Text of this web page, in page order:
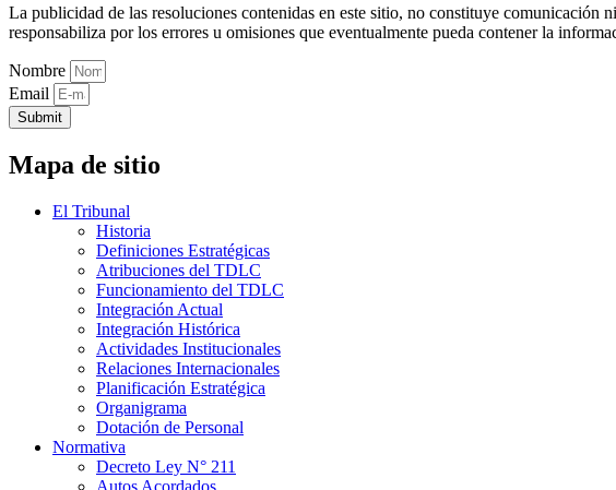
La publicidad de las resoluciones contenidas en este sitio, no constituye
responsabiliza por los errores u omisiones que eventualmente pueda contener la
Nombre
Email
Submit
Mapa de sitio
El Tribunal
Historia
Definiciones Estratégicas
Atribuciones del TDLC
Funcionamiento del TDLC
Integración Actual
Integración Histórica
Actividades Institucionales
Relaciones Internacionales
Planificación Estratégica
Organigrama
Dotación de Personal
Normativa
Decreto Ley N° 211